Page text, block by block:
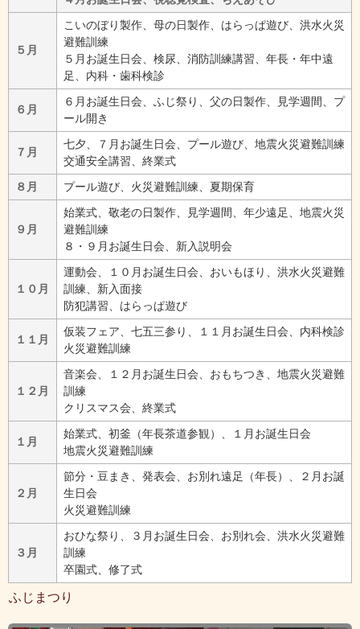
５月
こいのぼり製作、母の日製作、はらっぱ遊び、洪水火災
避難訓練
５月お誕生日会、検尿、消防訓練講習、年長・年中遠
足、内科・歯科検診
６月
６月お誕生日会、ふじ祭り、父の日製作、見学週間、プ
ール開き
７月
七夕、７月お誕生日会、プール遊び、地震火災避難訓練
交通安全講習、終業式
８月
プール遊び、火災避難訓練、夏期保育
９月
始業式、敬老の日製作、見学週間、年少遠足、地震火災
避難訓練
８・９月お誕生日会、新入説明会
１０月
運動会、１０月お誕生日会、おいもほり、洪水火災避難
訓練、新入面接
防犯講習、はらっぱ遊び
１１月
仮装フェア、七五三参り、１１月お誕生日会、内科検診
火災避難訓練
１２月
音楽会、１２月お誕生日会、おもちつき、地震火災避難
訓練
クリスマス会、終業式
１月
始業式、初釜（年長茶道参観）、１月お誕生日会
地震火災避難訓練
２月
節分・豆まき、発表会、お別れ遠足（年長）、２月お誕
生日会
火災避難訓練
３月
おひな祭り、３月お誕生日会、お別れ会、洪水火災避難
訓練
卒園式、修了式
ふじまつり